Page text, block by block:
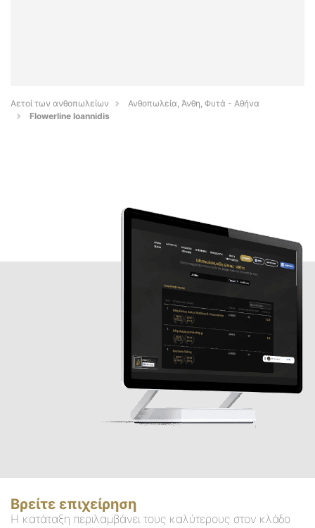
Αετοί των ανθοπωλείων
Ανθοπωλεία, Άνθη, Φυτά - Αθήνα
Flowerline Ioannidis
Βρείτε επιχείρηση
Η κατάταξη περιλαμβάνει τους καλύτερους στον κλάδο